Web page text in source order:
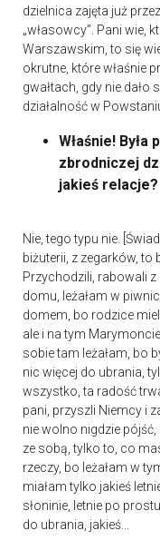
dzielnica zajęta już
„własowcy”. Pani wie,
Warszawskim, to się
okrutne, które właśnie
gwałtach, gdy nie
działalność w
Właśnie!
zbrodniczej
jakieś relacje?
Nie, tego typu nie.
biżuterii, z zegarków, to
Przychodzili, rabowali z
domu, leżałam w
domem, bo rodzice
ale i na tym
sobie tam leżałam, bo
nic więcej do ubrania,
wszystko, ta radość
pani, przyszli Niemcy i
nie wolno nigdzie
ze sobą, tylko to, co
rzeczy, bo leżałam w
miałam tylko jakieś
słoninie, letnie po
do ubrania, jakieś...